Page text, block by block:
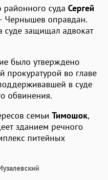
районного суда Сергей
Чернышев оправдан.
суде защищал адвокат
было утверждено
прокуратурой во главе
в суде
обвинения.
семьи Тимошок,
зданием речного
питейных